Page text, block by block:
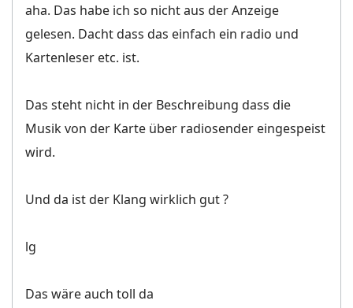
aha. Das habe ich so nicht aus der Anzeige
gelesen. Dacht dass das einfach ein radio und
Kartenleser etc. ist.
Das steht nicht in der Beschreibung dass die
Musik von der Karte über radiosender eingespeist
wird.
Und da ist der Klang wirklich gut ?
lg
Das wäre auch toll da